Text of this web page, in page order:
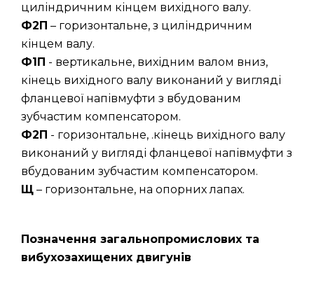
циліндричним кінцем вихідного валу.
Ф2П – горизонтальне, з циліндричним
кінцем валу.
Ф1П - вертикальне, вихідним валом вниз,
кінець вихідного валу виконаний у вигляді
фланцевої напівмуфти з вбудованим
зубчастим компенсатором.
Ф2П - горизонтальне, .кінець вихідного валу
виконаний у вигляді фланцевої напівмуфти з
вбудованим зубчастим компенсатором.
Щ – горизонтальне, на опорних лапах.
Позначення загальнопромислових та
вибухозахищених двигунів